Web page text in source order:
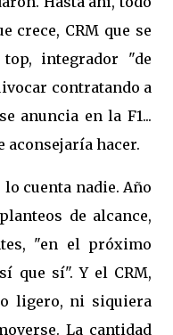
crece, CRM que se
top, integrador "de
contratando a
anuncia en la F1...
aconsejaría hacer.
cuenta nadie. Año
de alcance,
"en el próximo
que sí". Y el CRM,
ligero, ni siquiera
La cantidad